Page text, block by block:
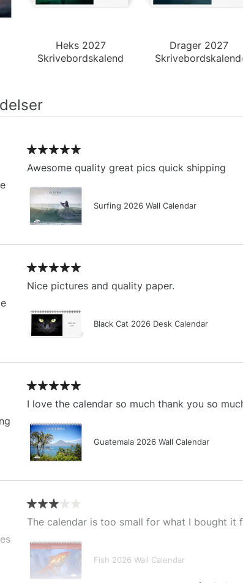
Heks 2027
Skrivebordskalender
Drager 2027
Awesome quality great pics quick shipping
Surfing 2026 Wall Calendar
Nice pictures and quality paper.
Black Cat 2026 Desk Calendar
I love the calendar so much thank you so
Guatemala 2026 Wall Calendar
The calendar is too small for what I bought it
Fish 2026 Wall Calendar